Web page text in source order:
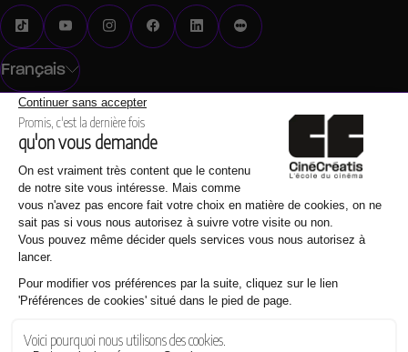
Français
S’INSCRIRE À LA NEWSLETTER
J'accepte de recevoir des informations (sur les formations et/ou les
actualités) proposées par CinéCréatis (Réseau Icônes) par e-mail. *
Consultez notre
Politique de confidentialité
pour en savoir plus sur nos
modalités et sur notre engagement vis-à-vis de la protection et du respect
de la vie privée.